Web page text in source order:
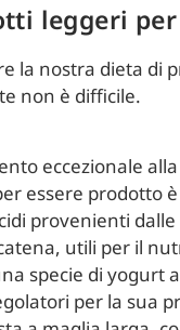
leggeri
la nostra dieta di
non è difficile.
eccezionale
essere prodotto è
provenienti
utili per il
specie di yogurt
per la sua